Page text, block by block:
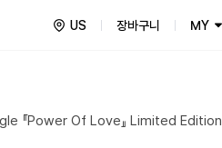
US 장바구니 MY
『Power Of Love』 Limited Edition